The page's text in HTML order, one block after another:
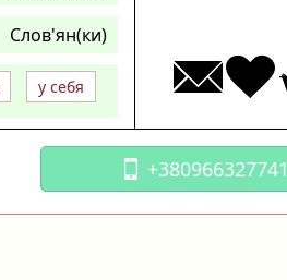
Слов'ян(ки)
у себя
+380966327741